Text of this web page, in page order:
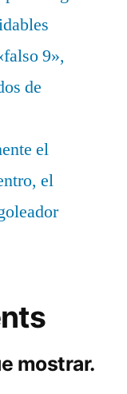
9»,
de
el
el
mostrar.